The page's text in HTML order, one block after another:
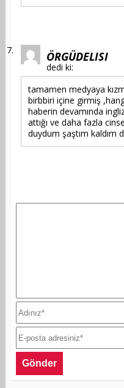
ÖRGÜDELISI
dedi ki:
tamamen medyaya
birbbiri içine girmiş
haberin devamında
attığı ve daha fazla
duydum şaştım kaldım